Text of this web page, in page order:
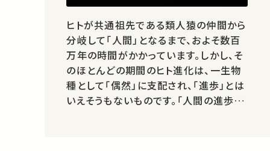
ヒトが共通祖先である類人猿の仲間から
分岐して「人間」となるまで、およそ数百
万年の時間がかかっています。しかし、そ
のほとんどの期間のヒト進化は、一生物
種として「偶然」に支配され、「進歩」とは
いえそうもないものです。「人間の進歩」